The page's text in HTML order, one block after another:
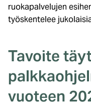
ruokapalvelujen
työskentelee
Tavoite
vuoteen